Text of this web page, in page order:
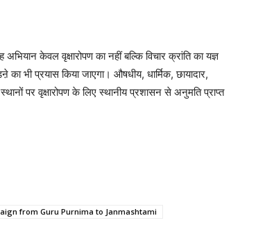
केवल वृक्षारोपण का नहीं बल्कि विचार क्रांति का यज्ञ
भी प्रयास किया जाएगा। औषधीय, धार्मिक, छायादार,
पर वृक्षारोपण के लिए स्थानीय प्रशासन से अनुमति प्राप्त
from Guru Purnima to Janmashtami